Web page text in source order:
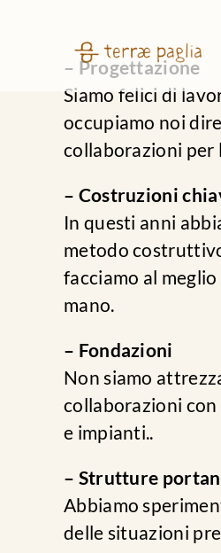
contenuto– Progettazione
Siamo felici di
occupiamo noi
collaborazioni per
– Costruzioni
In questi anni
metodo
facciamo al
mano.
– Fondazioni
Non siamo
collaborazioni
e impianti..
– Strutture
Abbiamo
delle situazioni